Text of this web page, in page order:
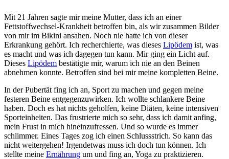
Mit 21 Jahren sagte mir meine Mutter, dass ich an einer
Fettstoffwechsel-Krankheit betroffen bin, als wir zusammen Bilder
von mir im Bikini ansahen. Noch nie hatte ich von dieser
Erkrankung gehört. Ich recherchierte, was dieses Lipödem ist, was
es macht und was ich dagegen tun kann. Mir ging ein Licht auf.
Dieses Lipödem bestätigte mir, warum ich nie an den Beinen
abnehmen konnte. Betroffen sind bei mir meine kompletten Beine.
In der Pubertät fing ich an, Sport zu machen und gegen meine
festeren Beine entgegenzuwirken. Ich wollte schlankere Beine
haben. Doch es hat nichts geholfen, keine Diäten, keine intensiven
Sporteinheiten. Das frustrierte mich so sehr, dass ich damit anfing,
mein Frust in mich hineinzufressen. Und so wurde es immer
schlimmer. Eines Tages zog ich einen Schlussstrich. So kann das
nicht weitergehen! Irgendetwas muss ich doch tun können. Ich
stellte meine Ernährung um und fing an, Yoga zu praktizieren.